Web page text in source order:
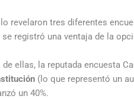
revelaron tres diferentes
se registró una ventaja de la
de ellas, la reputada encuesta
(lo que representó un
un 40%.